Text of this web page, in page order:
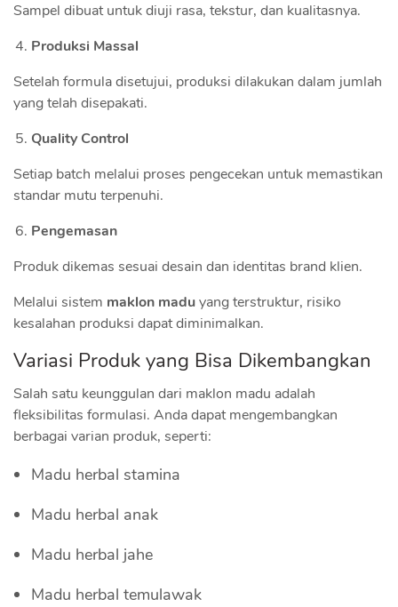
Sampel dibuat untuk diuji rasa, tekstur, dan kualitasnya.
Produksi Massal
Setelah formula disetujui, produksi dilakukan dalam jumlah
yang telah disepakati.
Quality Control
Setiap batch melalui proses pengecekan untuk memastikan
standar mutu terpenuhi.
Pengemasan
Produk dikemas sesuai desain dan identitas brand klien.
Melalui sistem maklon maduyang terstruktur, risiko
kesalahan produksi dapat diminimalkan.
Variasi Produk yang Bisa Dikembangkan
Salah satu keunggulan dari maklon madu adalah
fleksibilitas formulasi. Anda dapat mengembangkan
berbagai varian produk, seperti:
Madu herbal stamina
Madu herbal anak
Madu herbal jahe
Madu herbal temulawak